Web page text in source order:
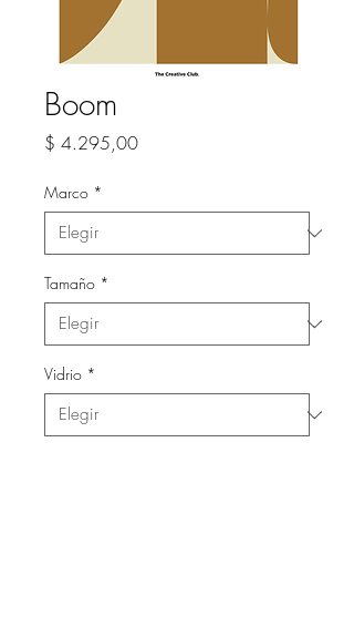
Boom
$ 4.295,00Precio
Marco *
Tamaño *
Vidrio *